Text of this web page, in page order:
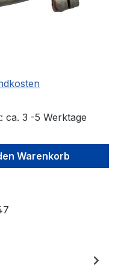
ca. 3 -5 Werktage
Warenkorb